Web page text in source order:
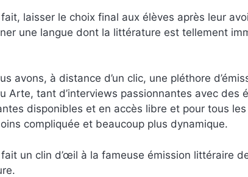
laisser le choix final aux élèves après leur
une langue dont la littérature est tellement
avons, à distance d’un clic, une pléthore
Arte, tant d’interviews passionnantes avec des
disponibles et en accès libre et pour tous
compliquée et beaucoup plus dynamique.
un clin d’œil à la fameuse émission littéraire